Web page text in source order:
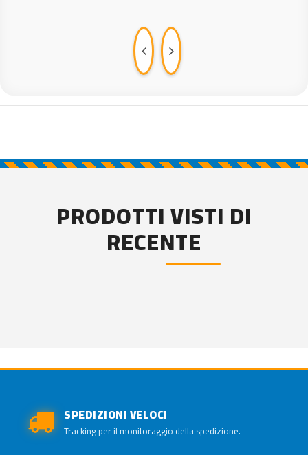
PRODOTTI VISTI DI
RECENTE
SPEDIZIONI VELOCI
Tracking per il monitoraggio della spedizione.